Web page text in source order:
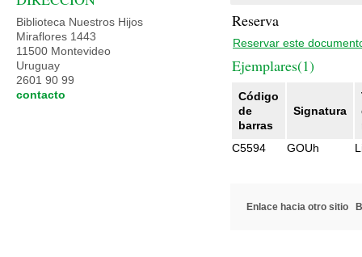
Reserva
Reservar este
Ejemplares(1)
Código
de
barras
Signatura
C5594
GOUh
Enlace hacia otro sitio
Biblioteca Nuestros Hijos
Miraflores 1443
11500 Montevideo
Uruguay
2601 90 99
contacto